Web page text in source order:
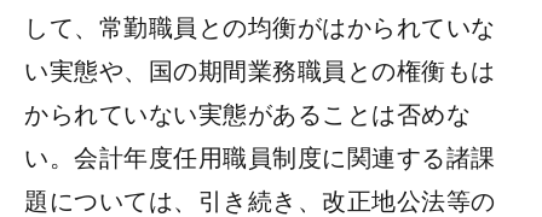
して、常勤職員との均衡がはかられていな
い実態や、国の期間業務職員との権衡もは
かられていない実態があることは否めな
い。会計年度任用職員制度に関連する諸課
題については、引き続き、改正地公法等の